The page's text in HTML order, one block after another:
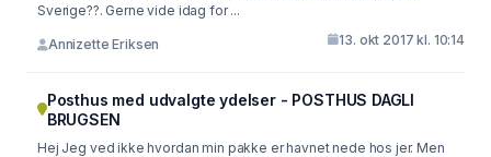
Sverige??. Gerne vide idag for ...
Annizette Eriksen 13. okt 2017 kl. 10:14
Posthus med udvalgte ydelser - POSTHUS DAGLI
BRUGSEN
Hej Jeg ved ikke hvordan min pakke er havnet nede hos jer. Men